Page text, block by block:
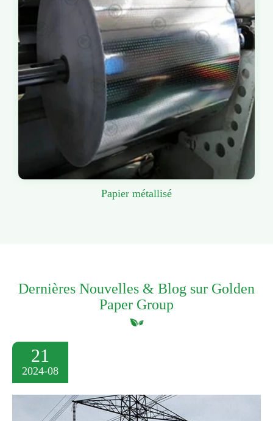
Papier métallisé
Dernières Nouvelles & Blog sur Golden
Paper Group
21
2024-08